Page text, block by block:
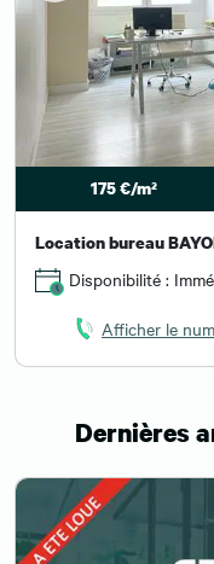
175 €/m²
Location bureau
Disponibilité :
Afficher le
Dernières